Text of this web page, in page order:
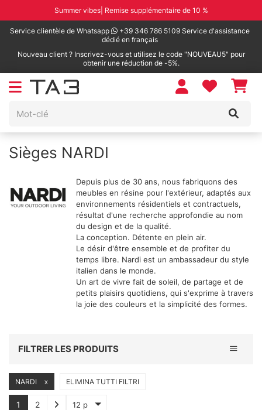
Summer vibes| Remise supplémentaire de 10 %
Service clientèle de Whatsapp
+39 346 786 5109 Service d'assistance
dédié en français
Nouveau client ? Inscrivez-vous et utilisez le code "NOUVEAU5" pour
obtenir une réduction de -5%.
Sièges NARDI
Depuis plus de 30 ans, nous fabriquons des
meubles en résine pour l'extérieur, adaptés aux
environnements résidentiels et contractuels,
résultat d'une recherche approfondie au nom
du design et de la qualité.
La conception. Détente en plein air.
Le désir d'être ensemble et de profiter du
temps libre. Nardi est un ambassadeur du style
italien dans le monde.
Un art de vivre fait de soleil, de partage et de
petits plaisirs quotidiens, qui s'exprime à travers
la joie des couleurs et la simplicité des formes.
Toggle
FILTRER LES PRODUITS
NARDI X ELIMINA TUTTI FILTRI
1 2 12 p